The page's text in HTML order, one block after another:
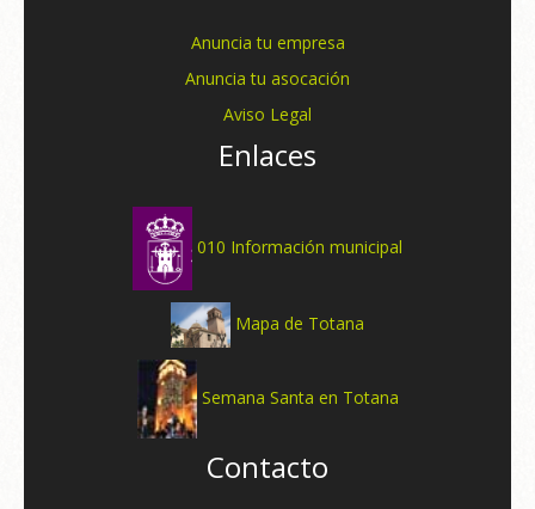
Anuncia tu empresa
Anuncia tu asocación
Aviso Legal
Enlaces
010 Información municipal
Mapa de Totana
Semana Santa en Totana
Contacto